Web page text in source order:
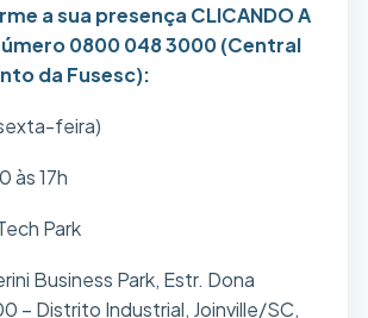
a sua presença CLICANDO A
0800 048 3000 (Central
da Fusesc):
feira)
às 17h
Park
Business Park, Estr. Dona
– Distrito Industrial, Joinville/SC,